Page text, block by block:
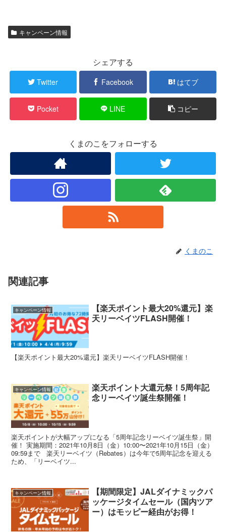
キャンペーン情報
シェアする
Twitter Facebook はてブ
Pocket LINE コピー
くまのこをフォローする
くまのこ
関連記事
キャンペーン情報
【楽天ポイント最大20%還元】楽
天リーベイツFLASH開催！
【楽天ポイント最大20%還元】楽天リーベイツFLASH開催！
キャンペーン情報
楽天ポイント大還元祭！5周年記
念リーベイツ誕生祭開催！
楽天ポイントが大幅アップになる「5周年記念リーベイツ誕生祭」開
催！ 実施期間：2021年10月8日（金）10:00〜2021年10月15日（金）
09:59まで 楽天リーベイツ（Rebates）は今年で5周年記念を迎える
ため、「リーベイツ...
キャンペーン情報
【期間限定】JALダイナミックパ
ッケージタイムセール（国内ツア
ー）はモッピー経由がお得！